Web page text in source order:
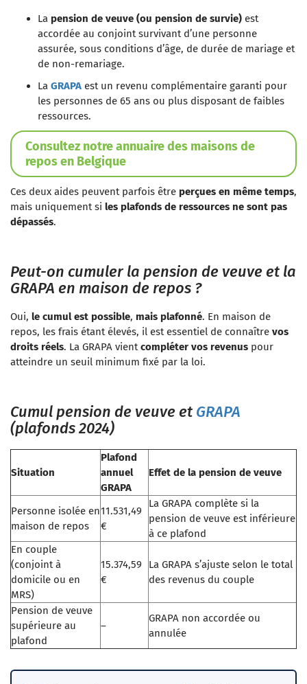
La pension de veuve (ou pension de survie) est
accordée au conjoint survivant d’une personne
assurée, sous conditions d’âge, de durée de mariage et
de non-remariage.
La GRAPA est un revenu complémentaire garanti pour
les personnes de 65 ans ou plus disposant de faibles
ressources.
Consultez notre annuaire des maisons de
repos en Belgique
Ces deux aides peuvent parfois être perçues en même temps,
mais uniquement si les plafonds de ressources ne sont pas
dépassés.
Peut-on cumuler la pension de veuve et la
GRAPA en maison de repos ?
Oui, le cumul est possible, mais plafonné. En maison de
repos, les frais étant élevés, il est essentiel de connaître vos
droits réels. La GRAPA vientcompléter vos revenus pour
atteindre un seuil minimum fixé par la loi.
Cumul pension de veuve et GRAPA
(plafonds 2024)
Situation
Plafond
annuel
GRAPA
Effet de la pension de veuve
Personne isolée en
maison de repos
11.531,49
€
La GRAPA complète si la
pension de veuve est inférieure
à ce plafond
En couple
(conjoint à
domicile ou en
MRS)
15.374,59
€
La GRAPA s’ajuste selon le total
des revenus du couple
Pension de veuve
supérieure au
plafond
–
GRAPA non accordée ou
annulée